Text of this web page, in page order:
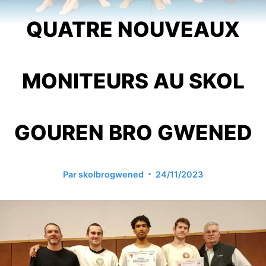
QUATRE NOUVEAUX
MONITEURS AU SKOL
GOUREN BRO GWENED
Parskolbrogwened 24/11/2023